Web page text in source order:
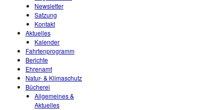
Newsletter
Satzung
Kontakt
Aktuelles
Kalender
Fahrtenprogramm
Berichte
Ehrenamt
Natur- & Klimaschutz
Bücherei
Allgemeines &
Aktuelles